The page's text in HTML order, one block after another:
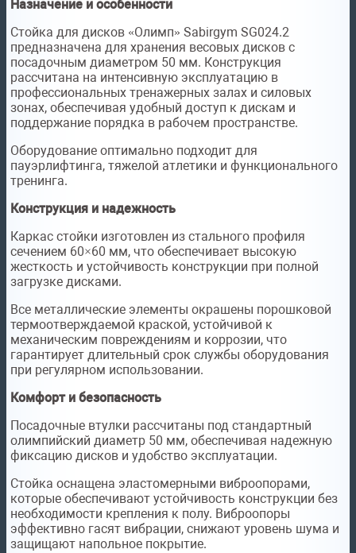
Назначение и особенности
Стойка для дисков «Олимп» Sabirgym SG024.2
предназначена для хранения весовых дисков с
посадочным диаметром 50 мм. Конструкция
рассчитана на интенсивную эксплуатацию в
профессиональных тренажерных залах и силовых
зонах, обеспечивая удобный доступ к дискам и
поддержание порядка в рабочем пространстве.
Оборудование оптимально подходит для
пауэрлифтинга, тяжелой атлетики и функционального
тренинга.
Конструкция и надежность
Каркас стойки изготовлен из стального профиля
сечением 60×60 мм, что обеспечивает высокую
жесткость и устойчивость конструкции при полной
загрузке дисками.
Все металлические элементы окрашены порошковой
термоотверждаемой краской, устойчивой к
механическим повреждениям и коррозии, что
гарантирует длительный срок службы оборудования
при регулярном использовании.
Комфорт и безопасность
Посадочные втулки рассчитаны под стандартный
олимпийский диаметр 50 мм, обеспечивая надежную
фиксацию дисков и удобство эксплуатации.
Стойка оснащена эластомерными виброопорами,
которые обеспечивают устойчивость конструкции без
необходимости крепления к полу. Виброопоры
эффективно гасят вибрации, снижают уровень шума и
защищают напольное покрытие.